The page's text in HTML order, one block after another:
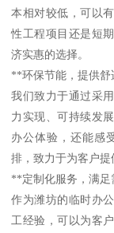
本相对较低，可以
性工程项目还是短
济实惠的选择。
**环保节能，提供
我们致力于通过采
力实现、可持续发
办公体验，还能感
排，致力于为客户提
**定制化服务，满
作为潍坊的临时办
工经验，可以为客